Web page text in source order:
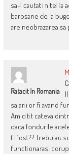
sa-l cautati nitel la
barosane de la
are neobrazarea
Ratacit In Romania
salarii or fi avand
Am citit cateva
daca fondurile
fi fost?? Trebuiau
functionarasi